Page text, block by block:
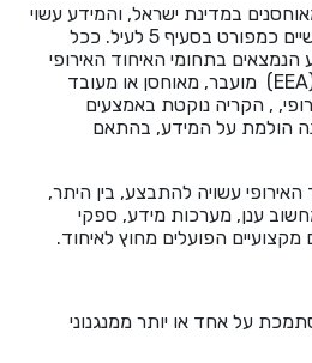
במדינת ישראל, והמידע עשוי
להיות מועבר לצדדים שלישיים כמפורט בסעיף 5 לעיל. ככל
הנמצאים בתחומי האיחוד האירופי
או האזור הכלכלי האירופי (EEA) מועבר, מאוחסן או מעובד
, הקריה נוקטת באמצעים
הולמת על המידע, בהתאם
עשויה להתבצע, בין היתר,
ענן, מערכות מידע, ספקי
מקצועיים הפועלים מחוץ לאיחוד.
על אחד או יותר ממנגנוני